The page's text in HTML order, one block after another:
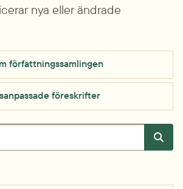
nya eller ändrade
författningssamlingen
föreskrifter